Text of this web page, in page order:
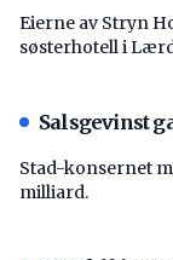
Eierne av Stryn
søsterhotell i
Salsgevinst
Stad-konsernet
milliard.